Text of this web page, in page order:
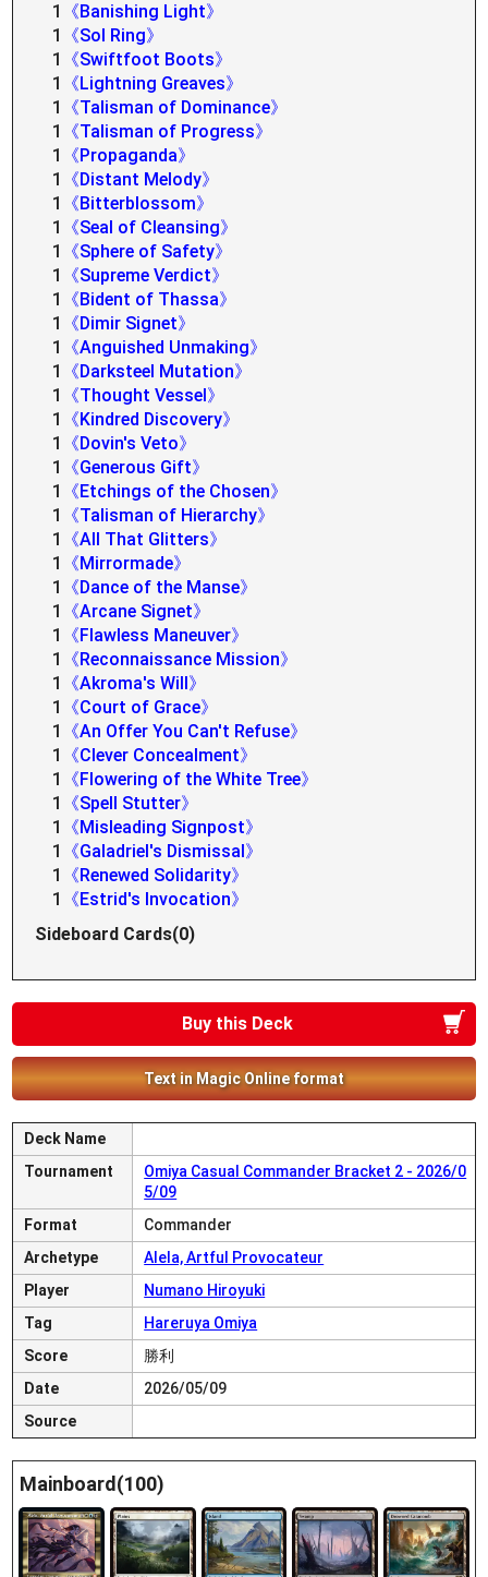
1
《Banishing Light》
1
《Sol Ring》
1
《Swiftfoot Boots》
1
《Lightning Greaves》
1
《Talisman of Dominance》
1
《Talisman of Progress》
1
《Propaganda》
1
《Distant Melody》
1
《Bitterblossom》
1
《Seal of Cleansing》
1
《Sphere of Safety》
1
《Supreme Verdict》
1
《Bident of Thassa》
1
《Dimir Signet》
1
《Anguished Unmaking》
1
《Darksteel Mutation》
1
《Thought Vessel》
1
《Kindred Discovery》
1
《Dovin's Veto》
1
《Generous Gift》
1
《Etchings of the Chosen》
1
《Talisman of Hierarchy》
1
《All That Glitters》
1
《Mirrormade》
1
《Dance of the Manse》
1
《Arcane Signet》
1
《Flawless Maneuver》
1
《Reconnaissance Mission》
1
《Akroma's Will》
1
《Court of Grace》
1
《An Offer You Can't Refuse》
1
《Clever Concealment》
1
《Flowering of the White Tree》
1
《Spell Stutter》
1
《Misleading Signpost》
1
《Galadriel's Dismissal》
1
《Renewed Solidarity》
1
《Estrid's Invocation》
Sideboard Cards(0)
Buy this Deck
Text in Magic Online format
Deck Name
Tournament
Omiya Casual Commander Bracket 2 - 2026/0
5/09
Format
Commander
Archetype
Alela, Artful Provocateur
Player
Numano Hiroyuki
Tag
Hareruya Omiya
Score
勝利
Date
2026/05/09
Source
Mainboard(100)